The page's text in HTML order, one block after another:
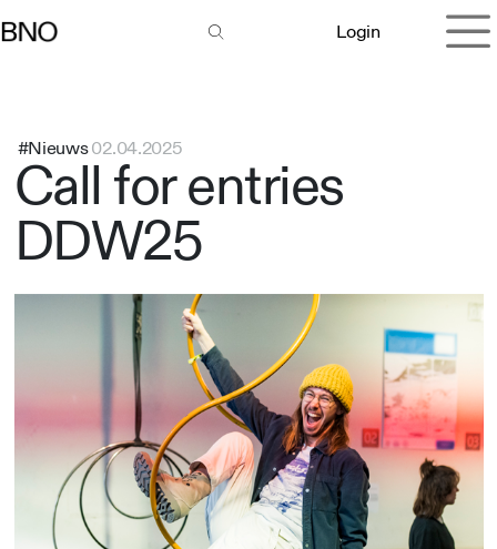
Login
#Nieuws02.04.2025
Call for entries
DDW25